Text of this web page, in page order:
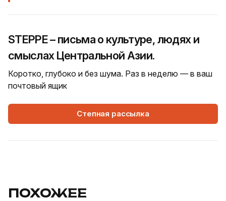
STEPPE – письма о культуре, людях и
смыслах Центральной Азии.
Коротко, глубоко и без шума. Раз в неделю — в ваш
почтовый ящик
Степная рассылка
ПОХОЖЕЕ